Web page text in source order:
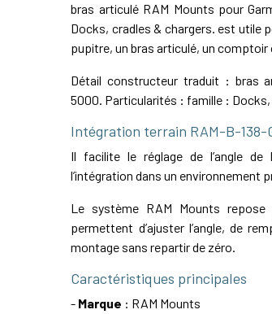
bras articulé RAM Mounts pour
Docks, cradles & chargers. est utile
pupitre, un bras articulé, un comptoir
Détail constructeur traduit : bras
5000. Particularités : famille : Docks,
Intégration terrain RAM-B-138-
Il facilite le réglage de l’angle
l’intégration dans un environnement
Le système RAM Mounts
permettent d’ajuster l’angle, de
montage sans repartir de zéro.
Caractéristiques principales
- Marque : RAM Mounts